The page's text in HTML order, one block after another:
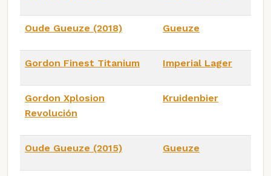
Oude Gueuze (2018) Gueuze
Gordon Finest Titanium Imperial Lager
Gordon Xplosion
Revolución
Kruidenbier
Oude Gueuze (2015) Gueuze